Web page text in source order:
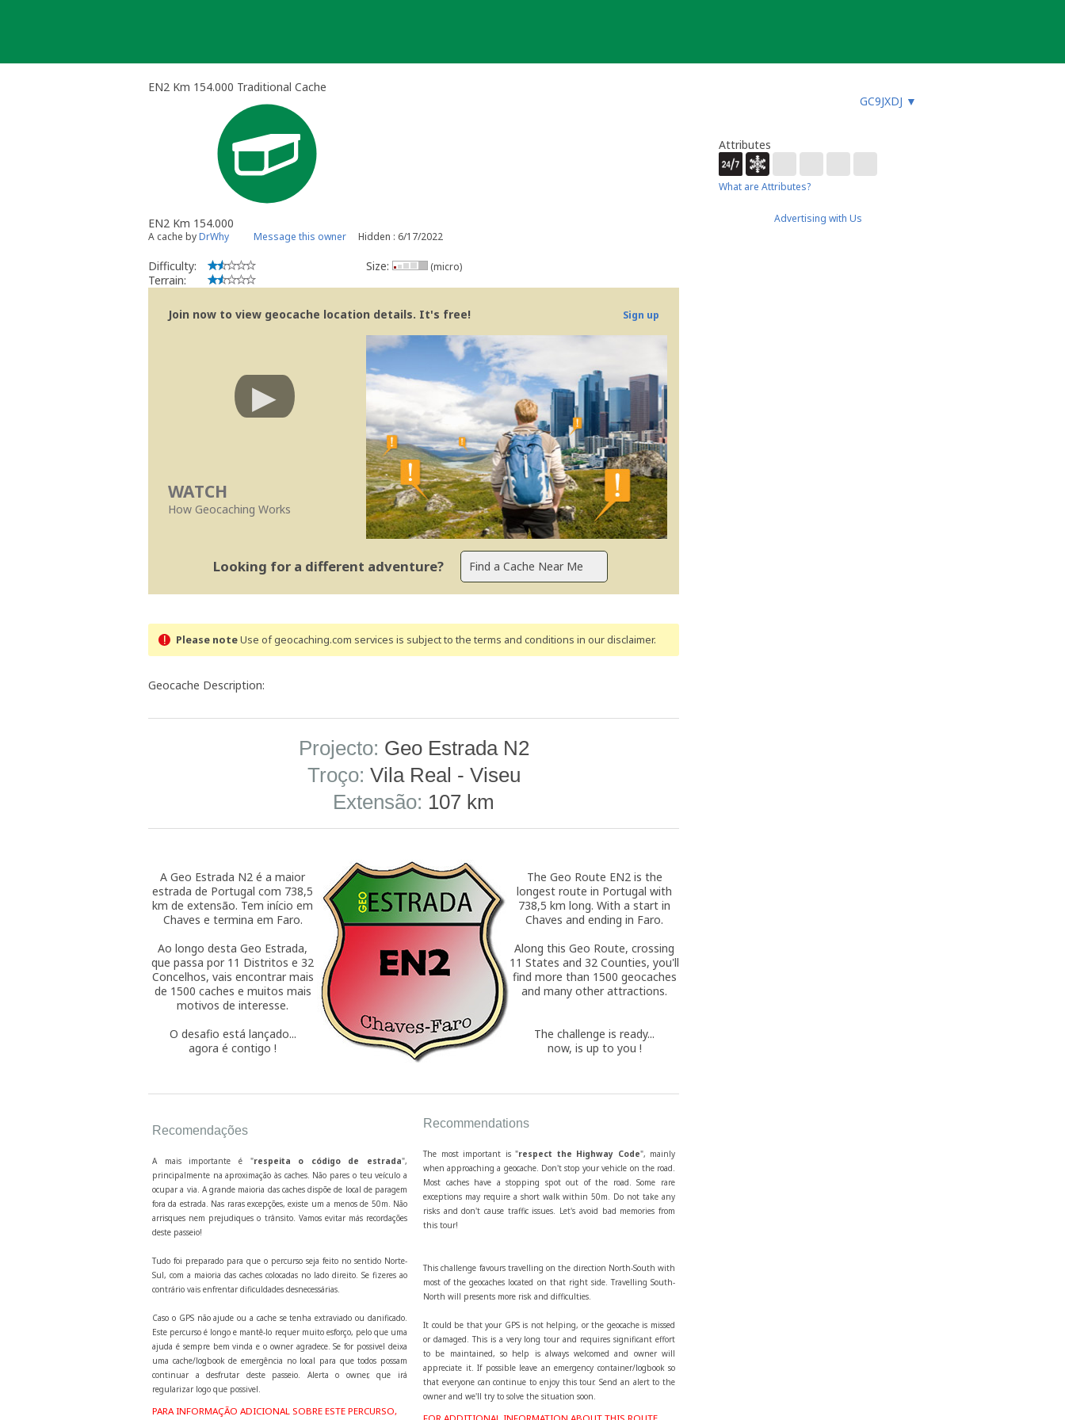
EN2 Km 154.000 Traditional Cache
GC9JXDJ ▼
EN2 Km 154.000
A cache byDrWhy Message this owner Hidden : 6/17/2022
Difficulty:
Terrain:
Size: (micro)
Join now to view geocache location details. It's free! Sign up
WATCH
How Geocaching Works
Looking for a different adventure?
Please noteUse of geocaching.com services is subject to the terms and conditions in our disclaimer.
Geocache Description:
Projecto: Geo Estrada N2
Troço: Vila Real - Viseu
Extensão: 107 km
A Geo Estrada N2 é a maior
estrada de Portugal com 738,5
km de extensão. Tem início em
Chaves e termina em Faro.
Ao longo desta Geo Estrada,
que passa por 11 Distritos e 32
Concelhos, vais encontrar mais
de 1500 caches e muitos mais
motivos de interesse.
O desafio está lançado...
agora é contigo !
The Geo Route EN2 is the
longest route in Portugal with
738,5 km long. With a start in
Chaves and ending in Faro.
Along this Geo Route, crossing
11 States and 32 Counties, you'll
find more than 1500 geocaches
and many other attractions.
The challenge is ready...
now, is up to you !
Recomendações
A mais importante é "respeita o código de estrada",
principalmente na aproximação às caches. Não pares o teu veículo a
ocupar a via. A grande maioria das caches dispõe de local de paragem
fora da estrada. Nas raras excepções, existe um a menos de 50m. Não
arrisques nem prejudiques o trânsito. Vamos evitar más recordações
deste passeio!
Tudo foi preparado para que o percurso seja feito no sentido Norte-
Sul, com a maioria das caches colocadas no lado direito. Se fizeres ao
contrário vais enfrentar dificuldades desnecessárias.
Caso o GPS não ajude ou a cache se tenha extraviado ou danificado.
Este percurso é longo e mantê-lo requer muito esforço, pelo que uma
ajuda é sempre bem vinda e o owner agradece. Se for possivel deixa
uma cache/logbook de emergência no local para que todos possam
continuar a desfrutar deste passeio. Alerta o owner, que irá
regularizar logo que possivel.
PARA INFORMAÇÃO ADICIONAL SOBRE ESTE PERCURSO,
Recommendations
The most important is "respect the Highway Code", mainly
when approaching a geocache. Don't stop your vehicle on the road.
Most caches have a stopping spot out of the road. Some rare
exceptions may require a short walk within 50m. Do not take any
risks and don't cause traffic issues. Let's avoid bad memories from
this tour!
This challenge favours travelling on the direction North-South with
most of the geocaches located on that right side. Travelling South-
North will presents more risk and difficulties.
It could be that your GPS is not helping, or the geocache is missed
or damaged. This is a very long tour and requires significant effort
to be maintained, so help is always welcomed and owner will
appreciate it. If possible leave an emergency container/logbook so
that everyone can continue to enjoy this tour. Send an alert to the
owner and we'll try to solve the situation soon.
Attributes
What are Attributes?
Advertising with Us